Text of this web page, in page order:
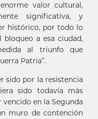
valor cultural,
significativa, y
histórico, por todo lo
a esa ciudad,
al triunfo que
Patria”.
sido por la resistencia
sido todavía más
en la Segunda
muro de contención